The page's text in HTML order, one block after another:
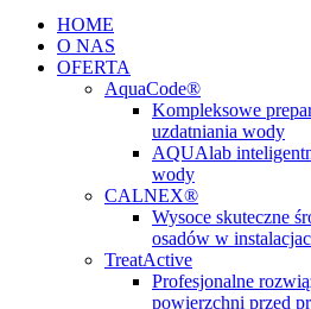
HOME
O NAS
OFERTA
AquaCode®
Kompleksowe
uzdatniania wody
AQUAlab
wody
CALNEX®
Wysoce skuteczne
osadów w
TreatActive
Profesjonalne
powierzchni przed